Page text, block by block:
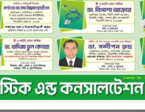
নৌকাডুবি, নিখোঁজ ১